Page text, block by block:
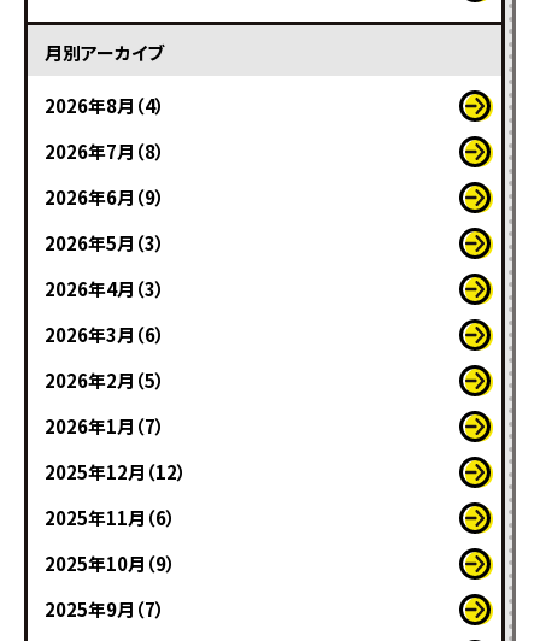
月別アーカイブ
2026年8月（4）
2026年7月（8）
2026年6月（9）
2026年5月（3）
2026年4月（3）
2026年3月（6）
2026年2月（5）
2026年1月（7）
2025年12月（12）
2025年11月（6）
2025年10月（9）
2025年9月（7）